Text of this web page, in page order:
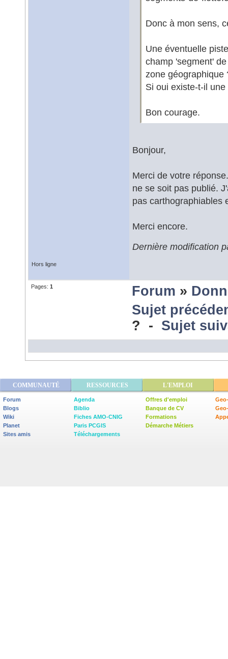
Donc à mon sens,
Une éventuelle
champ 'segment'
zone géographique
Si oui existe-t-il
Bon courage.
Bonjour,
Merci de votre
ne se soit pas publié.
pas carthographiables
Merci encore.
Dernière modification
Hors ligne
Pages: 1 Forum »
Sujet
? - Sujet
COMMUNAUTÉ RESSOURCES L'EMPLOI
Forum
Blogs
Wiki
Planet
Sites amis
Agenda
Biblio
Fiches AMO-CNIG
Paris PCGIS
Téléchargements
Offres d'emploi
Banque de CV
Formations
Démarche Métiers